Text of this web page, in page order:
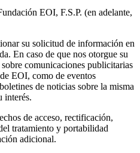
EOI, F.S.P. (en adelante,
su solicitud de información en
En caso de que nos otorgue su
comunicaciones publicitarias
EOI, como de eventos
de noticias sobre la misma
interés.
de acceso, rectificación,
tratamiento y portabilidad
adicional.